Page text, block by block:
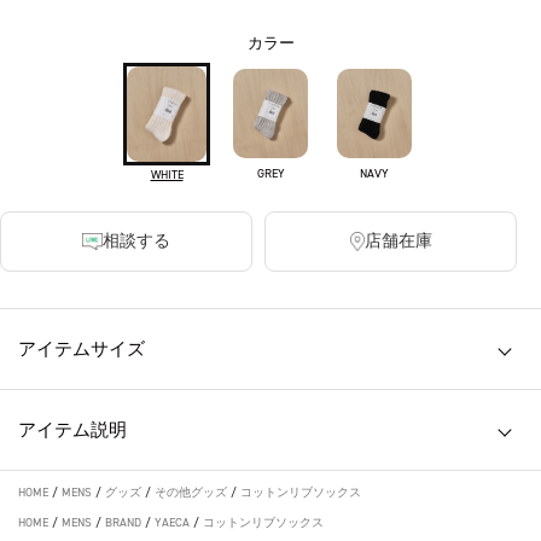
カラー
WHITE GREY NAVY
相談する 店舗在庫
アイテムサイズ
アイテム説明
HOME / MENS / グッズ / その他グッズ / コットンリブソックス
HOME / MENS / BRAND / YAECA / コットンリブソックス